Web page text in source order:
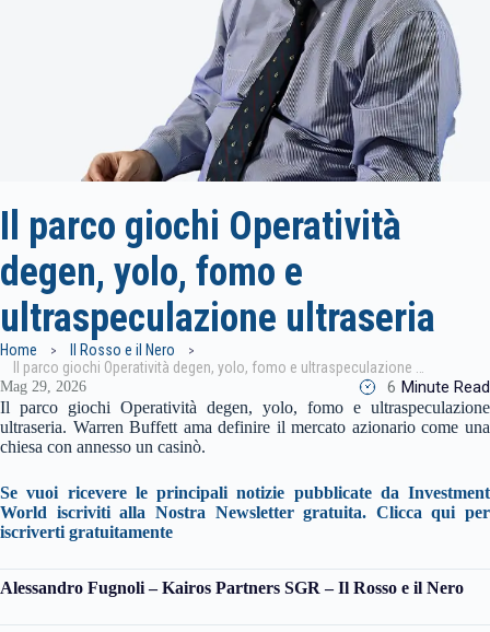
Il parco giochi Operatività
degen, yolo, fomo e
ultraspeculazione ultraseria
Home
Il Rosso e il Nero
Mag 29, 2026 6 Minute Read
Il parco giochi Operatività degen, yolo, fomo e ultraspeculazione
ultraseria. Warren Buffett ama definire il mercato azionario come una
chiesa con annesso un casinò.
Se vuoi ricevere le principali notizie pubblicate da Investment
World iscriviti alla Nostra Newsletter gratuita. Clicca qui per
iscriverti gratuitamente
Alessandro Fugnoli – Kairos Partners SGR – Il Rosso e il Nero